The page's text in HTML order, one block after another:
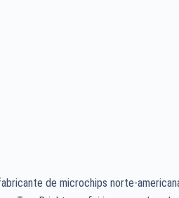
de microchips norte-